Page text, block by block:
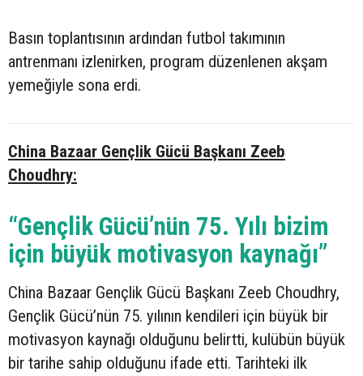
Basın toplantısının ardından futbol takımının
antrenmanı izlenirken, program düzenlenen akşam
yemeğiyle sona erdi.
China Bazaar Gençlik Gücü Başkanı Zeeb
Choudhry:
“Gençlik Gücü’nün 75. Yılı bizim
için büyük motivasyon kaynağı”
China Bazaar Gençlik Gücü Başkanı Zeeb Choudhry,
Gençlik Gücü’nün 75. yılının kendileri için büyük bir
motivasyon kaynağı olduğunu belirtti, kulübün büyük
bir tarihe sahip olduğunu ifade etti. Tarihteki ilk